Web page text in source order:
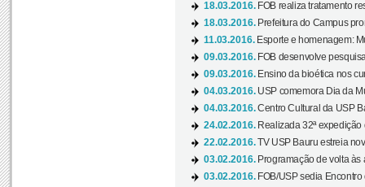
18.03.2016. FOB realiza tratamento
18.03.2016. Prefeitura do Campus
11.03.2016. Esporte e homenagem:
09.03.2016. FOB desenvolve
09.03.2016. Ensino da bioética nos
04.03.2016. USP comemora Dia da
04.03.2016.Centro Cultural da USP
24.02.2016. Realizada 32ª
22.02.2016.TV USP Bauru estreia
03.02.2016. Programação de volta às
03.02.2016. FOB/USP sedia